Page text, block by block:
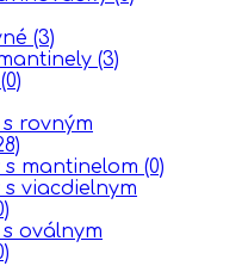
(3)
(3)
(0)
s rovným
s mantinelom (0)
s viacdielnym
s oválnym